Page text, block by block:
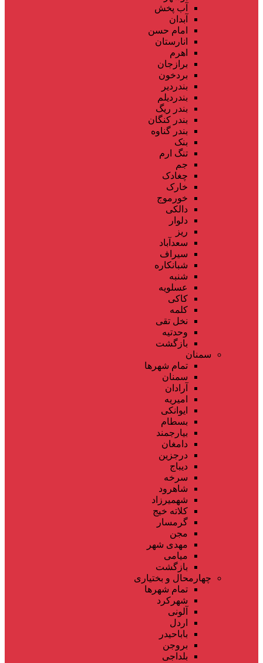
آب پخش
آبدان
امام حسن
انارستان
اهرم
برازجان
بردخون
بندردیر
بندردیلم
بندر ریگ
بندر کنگان
بندر گناوه
بنک
تنگ ارم
جم
چغادک
خارک
خورموج
دالکی
دلوار
ریز
سعدآباد
سیراف
شبانکاره
شنبه
عسلویه
کاکی
کلمه
نخل تقی
وحدتیه
بازگشت
سمنان
تمام شهر‌ها
سمنان
آرادان
امیریه
ایوانکی
بسطام
بیارجمند
دامغان
درجزین
دیباج
سرخه
شاهرود
شهمیرزاد
کلاته خیج
گرمسار
مجن
مهدی شهر
میامی
بازگشت
چهارمحال و بختیاری
تمام شهر‌ها
شهرکرد
آلونی
اردل
باباحیدر
بروجن
بلداجی